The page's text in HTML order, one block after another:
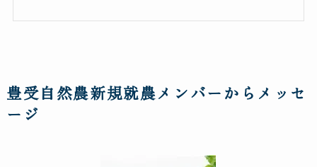
豊受自然農新規就農メンバーからメッセ
ージ